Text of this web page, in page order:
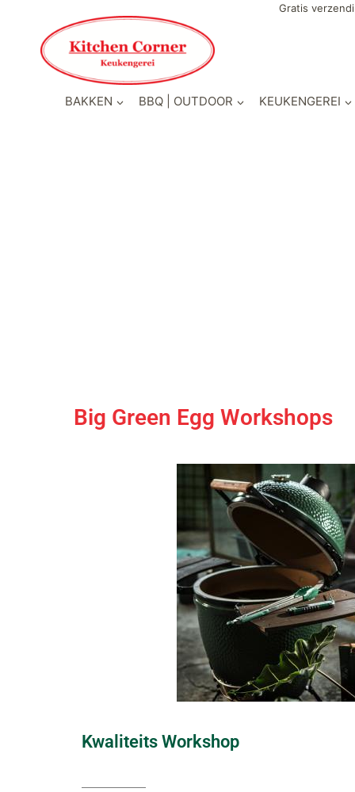
Gratis
BAKKEN BBQ | OUTDOOR KEUKENGEREI
Big Green Egg Workshops
Kwaliteits Workshop